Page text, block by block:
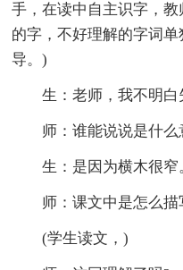
手，在读中自主识字，
的字，不好理解的字词
导。)
生：老师，我不明白
师：谁能说说是什么
生：是因为横木很窄
师：课文中是怎么描
(学生读文，)